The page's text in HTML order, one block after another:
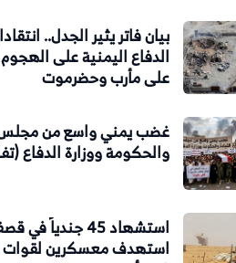
بيان فاتر يثير الجدل..
الدفاع اليمنية على
على مأرب وحضرموت
غضب يمني واسع من مجلس
والحكومة ووزارة الدفاع
استشهاد 45 جندياً
استهدف معسكرين لقوات